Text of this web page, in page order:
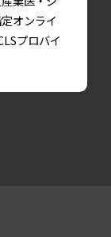
オンライ
プロバイ